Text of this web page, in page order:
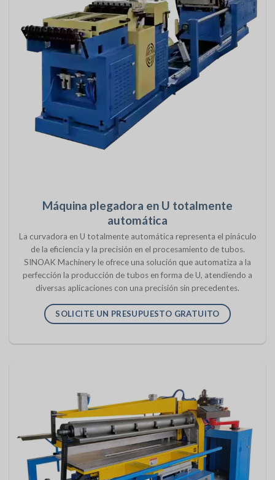
Máquina plegadora en U totalmente
automática
La curvadora en U totalmente automática representa el pináculo
de la eficiencia y la precisión en el procesamiento de tubos.
SINOAK Machinery le ofrece una solución que automatiza a la
perfección la producción de tubos en forma de U, atendiendo a
diversas aplicaciones con una precisión sin precedentes.
SOLICITE UN PRESUPUESTO GRATUITO